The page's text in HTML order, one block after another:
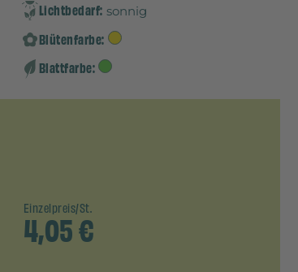
Lichtbedarf: sonnig
Blütenfarbe:
Blattfarbe:
Einzelpreis/St.
4,05€